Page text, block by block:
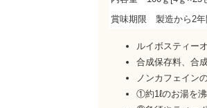
賞味期限 製造から2年
ルイボスティー
合成保存料、合
ノンカフェイン
①約1ℓのお湯を